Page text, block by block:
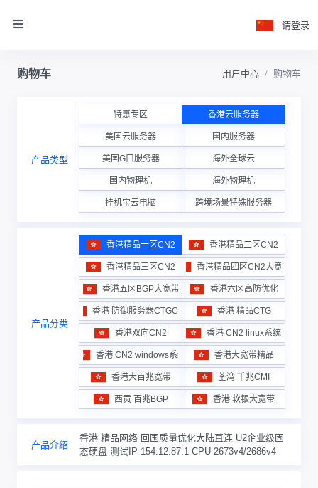
请登录
购物车 用户中心 购物车
产品类型
特惠专区 香港云服务器
美国云服务器 国内服务器
美国G口服务器 海外全球云
国内物理机 海外物理机
挂机宝云电脑 跨境场景特殊服务器
产品分类
香港精品一区CN2 香港精品二区CN2
香港精品三区CN2 香港精品四区CN2大宽带
香港五区BGP大宽带 香港六区高防优化
香港 防御服务器CTGCN2 香港 精品CTG
香港双向CN2 香港 CN2 linux系统
香港 CN2 windows系统 香港大宽带精品
香港大百兆宽带 荃湾 千兆CMI
西贡 百兆BGP 香港 软银大宽带
产品介绍
香港 精品网络 回国质量优化大陆直连 U2企业级固
态硬盘 测试IP 154.12.87.1 CPU 2673v4/2686v4